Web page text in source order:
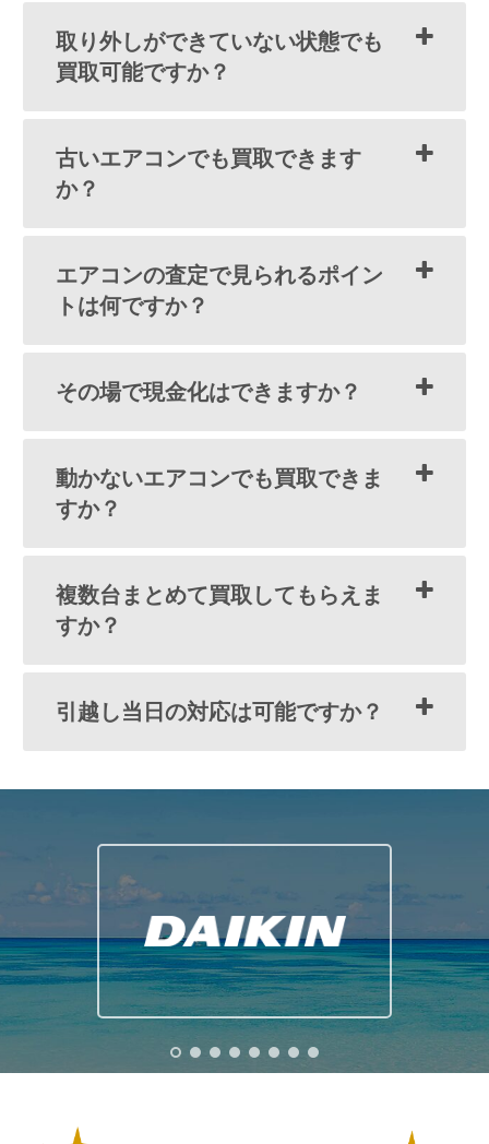
取り外しができていない状態でも
買取可能ですか？
古いエアコンでも買取できます
か？
エアコンの査定で見られるポイン
トは何ですか？
その場で現金化はできますか？
動かないエアコンでも買取できま
すか？
複数台まとめて買取してもらえま
すか？
引越し当日の対応は可能ですか？